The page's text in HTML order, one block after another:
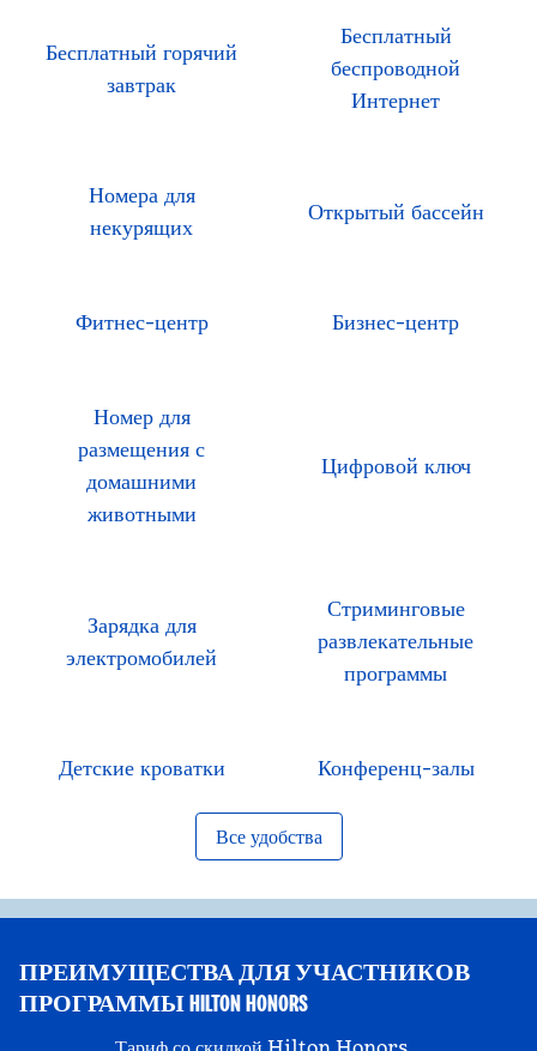
Бесплатный горячий
завтрак
Бесплатный
беспроводной
Интернет
Номера для
некурящих
Открытый бассейн
Фитнес-центр Бизнес-центр
Номер для
размещения с
домашними
животными
Цифровой ключ
Зарядка для
электромобилей
Стриминговые
развлекательные
программы
Детские кроватки Конференц-залы
Все удобства
ПРЕИМУЩЕСТВА ДЛЯ УЧАСТНИКОВ
ПРОГРАММЫ HILTON HONORS